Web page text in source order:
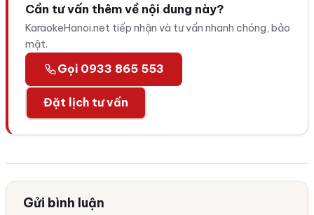
Cần tư vấn thêm về nội dung này?
KaraokeHanoi.net tiếp nhận và tư vấn nhanh chóng, bảo
mật.
Gọi 0933 865 553
Đặt lịch tư vấn
Gửi bình luận